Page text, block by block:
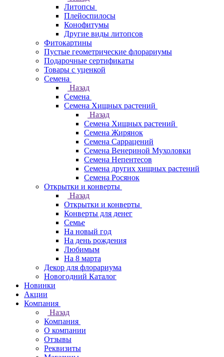
Литопсы
Плейоспилосы
Конофитумы
Другие виды литопсов
Фитокартины
Пустые геометрические флорариумы
Подарочные сертификаты
Товары с уценкой
Семена
Назад
Семена
Семена Хищных растений
Назад
Семена Хищных растений
Семена Жирянок
Семена Саррацений
Семена Венериной Мухоловки
Семена Непентесов
Семена других хищных растений
Семена Росянок
Открытки и конверты
Назад
Открытки и конверты
Конверты для денег
Семье
На новый год
На день рождения
Любимым
На 8 марта
Декор для флорариума
Новогодний Каталог
Новинки
Акции
Компания
Назад
Компания
О компании
Отзывы
Реквизиты